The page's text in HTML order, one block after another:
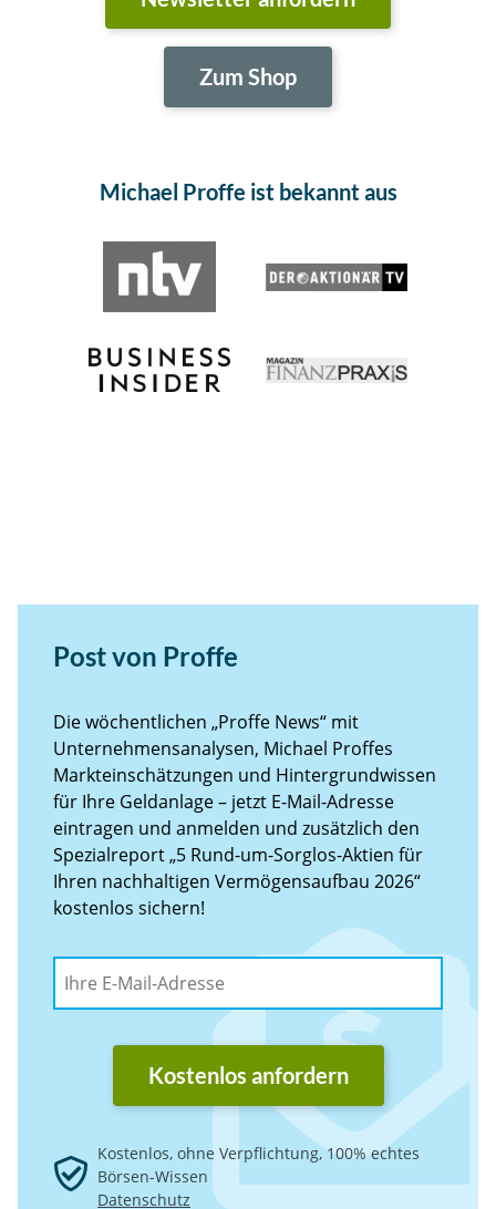
Zum Shop
Michael Proffe ist bekannt aus
Post von Proffe
Die wöchentlichen „Proffe News“ mit
Unternehmensanalysen, Michael Proffes
Markteinschätzungen und Hintergrundwissen
für Ihre Geldanlage – jetzt E-Mail-Adresse
eintragen und anmelden und zusätzlich den
Spezialreport „5 Rund-um-Sorglos-Aktien für
Ihren nachhaltigen Vermögensaufbau 2026“
kostenlos sichern!
Kostenlos anfordern
Kostenlos, ohne Verpflichtung, 100% echtes
Börsen-Wissen
Datenschutz